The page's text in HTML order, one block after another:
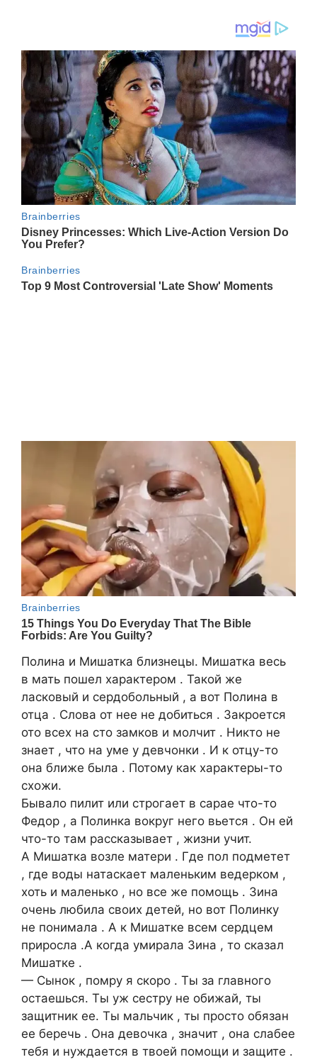
Полина и Мишатка близнецы. Мишатка весь
в мать пошел характером . Такой же
ласковый и сердобольный , а вот Полина в
отца . Слова от нее не добиться . Закроется
ото всех на сто замков и молчит . Никто не
знает , что на уме у девчонки . И к отцу-то
она ближе была . Потому как характеры-то
схожи.
Бывало пилит или строгает в сарае что-то
Федор , а Полинка вокруг него вьется . Он ей
что-то там рассказывает , жизни учит.
А Мишатка возле матери . Где пол подметет
, где воды натаскает маленьким ведерком ,
хоть и маленько , но все же помощь . Зина
очень любила своих детей, но вот Полинку
не понимала . А к Мишатке всем сердцем
приросла .А когда умирала Зина , то сказал
Мишатке .
— Сынок , помру я скоро . Ты за главного
остаешься. Ты уж сестру не обижай, ты
защитник ее. Ты мальчик , ты просто обязан
ее беречь . Она девочка , значит , она слабее
тебя и нуждается в твоей помощи и защите .